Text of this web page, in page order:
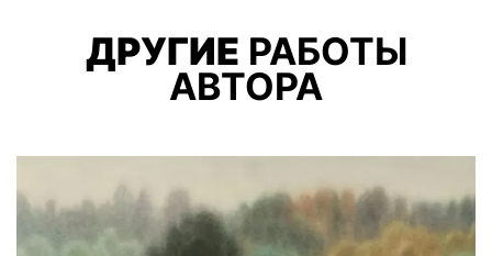
ДРУГИЕ РАБОТЫ
АВТОРА